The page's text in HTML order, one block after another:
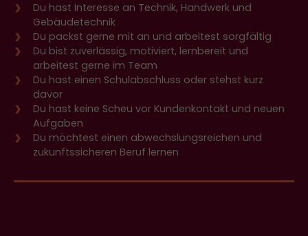
Du hast Interesse an Technik, Handwerk und
Gebäudetechnik
Du packst gerne mit an und arbeitest sorgfältig
Du bist zuverlässig, motiviert, lernbereit und
arbeitest gerne im Team
Du hast einen Schulabschluss oder stehst kurz
davor
Du hast keine Scheu vor Kundenkontakt und neuen
Aufgaben
Du möchtest einen abwechslungsreichen und
zukunftssicheren Beruf lernen